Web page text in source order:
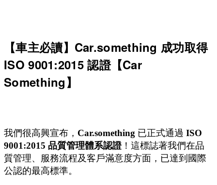
【車主必讀】Car.something 成功取得
ISO 9001:2015 認證【Car
Something】
我們很高興宣布， Car.something 已正式通過 ISO
9001:2015 品質管理體系認證！這標誌著我們在品
質管理、服務流程及客戶滿意度方面，已達到國際
公認的最高標準。